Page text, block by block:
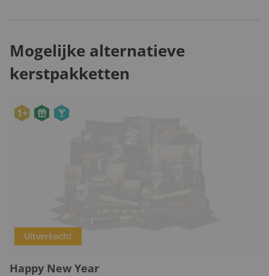
Mogelijke alternatieve
kerstpakketten
1+
Uitverkocht
Happy New Year